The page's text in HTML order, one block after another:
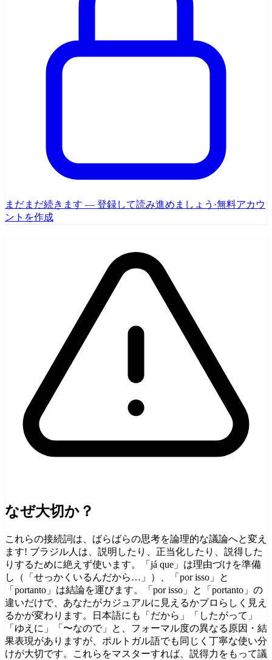
まだまだ続きます — 登録して読み進めましょう ·無料アカウ
ントを作成
なぜ大切か？
これらの接続詞は、ばらばらの思考を論理的な議論へと変え
ます! ブラジル人は、説明したり、正当化したり、説得した
りするために絶えず使います。「já que」は理由づけを準備
し（「せっかくいるんだから…」）、「por isso」と
「portanto」は結論を運びます。「por isso」と「portanto」の
違いだけで、あなたがカジュアルに見えるかプロらしく見え
るかが変わります。日本語にも「だから」「したがって」
「ゆえに」「〜なので」と、フォーマル度の異なる原因・結
果表現がありますが、ポルトガル語でも同じく丁寧な使い分
けが大切です。これらをマスターすれば、説得力をもって議